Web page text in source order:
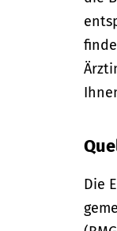
Die